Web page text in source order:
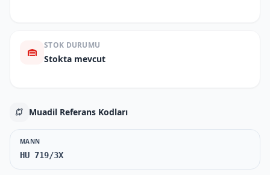
STOK DURUMU
Stokta mevcut
Muadil Referans Kodları
MANN
HU 719/3X